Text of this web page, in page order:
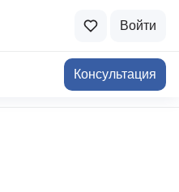
Войти
Консультация